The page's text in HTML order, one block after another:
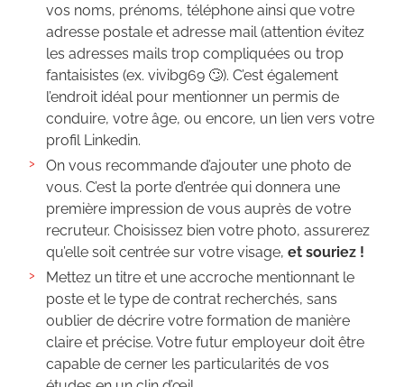
vos noms, prénoms, téléphone ainsi que votre
adresse postale et adresse mail (attention évitez
les adresses mails trop compliquées ou trop
fantaisistes (ex. vivibg69 🙄). C’est également
l’endroit idéal pour mentionner un permis de
conduire, votre âge, ou encore, un lien vers votre
profil Linkedin.
On vous recommande d’ajouter une photo de
vous. C’est la porte d’entrée qui donnera une
première impression de vous auprès de votre
recruteur. Choisissez bien votre photo, assurerez
qu’elle soit centrée sur votre visage, et souriez !
Mettez un titre et une accroche mentionnant le
poste et le type de contrat recherchés, sans
oublier de décrire votre formation de manière
claire et précise. Votre futur employeur doit être
capable de cerner les particularités de vos